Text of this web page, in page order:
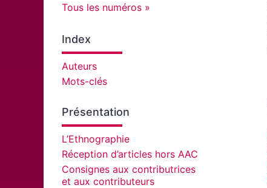
Tous les numéros
Index
Auteurs
Mots-clés
Présentation
L’Ethnographie
Réception d’articles hors AAC
Consignes aux contributrices
et aux contributeurs